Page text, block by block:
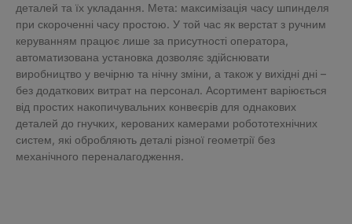
деталей та їх укладання. Мета: максимізація часу шпинделя
при скороченні часу простою. У той час як верстат з ручним
керуванням працює лише за присутності оператора,
автоматизована установка дозволяє здійснювати
виробництво у вечірню та нічну зміни, а також у вихідні дні –
без додаткових витрат на персонал. Асортимент варіюється
від простих накопичувальних конвеєрів для однакових
деталей до гнучких, керованих камерами робототехнічних
систем, які обробляють деталі різної геометрії без
механічного переналагодження.